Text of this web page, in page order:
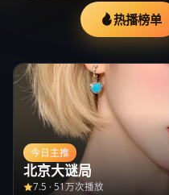
热播榜单
今日主推
北京大谜局
7.5 · 51万次播放